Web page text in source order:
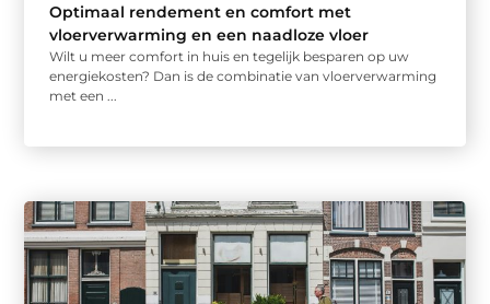
Optimaal rendement en comfort met
vloerverwarming en een naadloze vloer
Wilt u meer comfort in huis en tegelijk besparen op uw
energiekosten? Dan is de combinatie van vloerverwarming
met een ...